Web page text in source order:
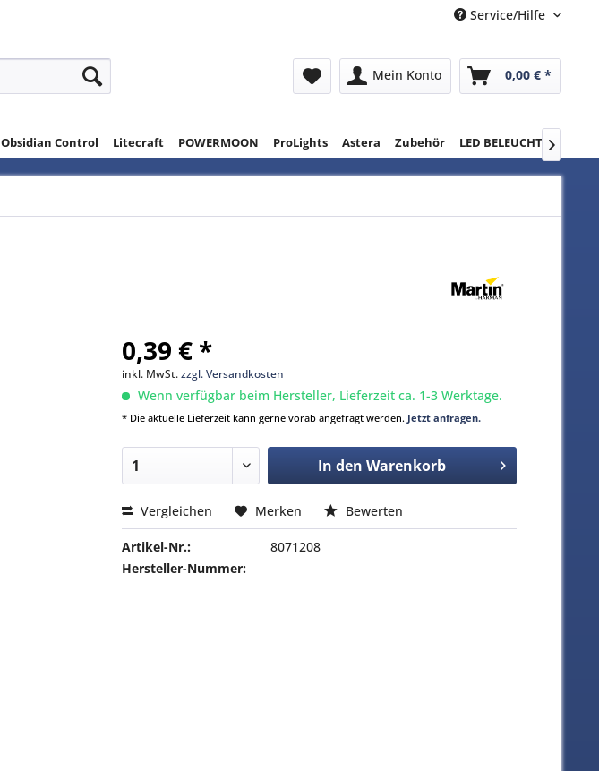
Service/Hilfe
Mein Konto 0,00 € *
Obsidian Control Litecraft POWERMOON ProLights Astera Zubehör LED BELEUCHTUNG

0,39 € *
inkl. MwSt.zzgl. Versandkosten
Wenn verfügbar beim Hersteller, Lieferzeit ca. 1-3 Werktage.
* Die aktuelle Lieferzeit kann gerne vorab angefragt werden. Jetzt anfragen.
In den Warenkorb
Vergleichen Merken Bewerten
Artikel-Nr.:
8071208
Hersteller-Nummer: